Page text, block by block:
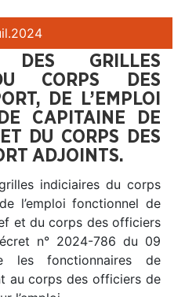
2024
DES GRILLES
CORPS DES
DE L’EMPLOI
CAPITAINE DE
DU CORPS DES
ADJOINTS.
indiciaires du corps
l’emploi fonctionnel de
et du corps des officiers
n° 2024-786 du 09
les fonctionnaires de
au corps des officiers de